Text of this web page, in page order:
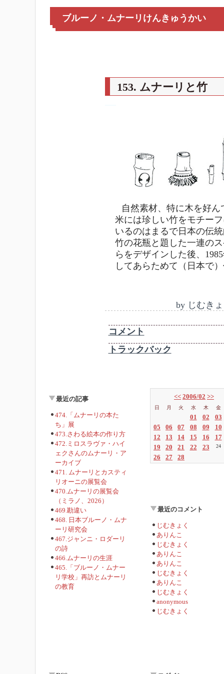
ブルーノ・ムナーリけんきゅうかい
153. ムナーリと竹
自然素材、特に木を好
米には珍しい竹をモチー
いるのはまるで日本の伝
竹の花瓶と題した一連の
らをデザインした後、
してあらためて（日本で
by じむき
コメント
トラックバック
最近の記事
474.「ムナーリの本た
ち」展
473.さわる絵本の作り方
472.ミロスラヴァ・ハイ
ェクさんのムナーリ・ア
ーカイブ
471. ムナーリとカスティ
リオーニの展覧会
470.ムナーリの展覧会
（ミラノ、2026）
469.勘違い
468. 日本ブルーノ・ムナ
ーリ研究会
467.ジャンニ・ロダーリ
の詩
466.ムナーリの生涯
465.「ブルーノ・ムナー
リ学校」再訪とムナーリ
の教育
<< 2006/02 >>
日 月 火 水 木 金
01 02
03
05
06 07 08 09
10
12
13 14 15 16
17
19
20 21 22 23 24
26 27 28
最近のコメント
じむきょく
ありんこ
じむきょく
ありんこ
ありんこ
じむきょく
ありんこ
じむきょく
anonymous
じむきょく